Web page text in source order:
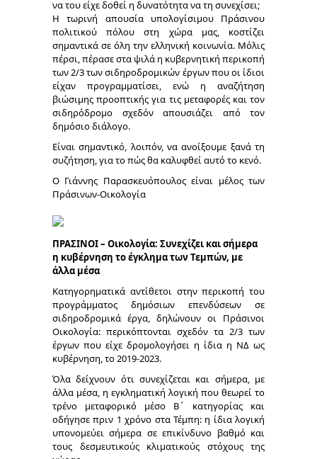
να του είχε δοθεί η δυνατότητα να τη συνεχίσει;
Η τωρινή απουσία υπολογίσιμου Πράσινου
πολιτικού πόλου στη χώρα μας, κοστίζει
σημαντικά σε όλη την ελληνική κοινωνία. Μόλις
πέρσι, πέρασε στα ψιλά η κυβερνητική περικοπή
των 2/3 των σιδηροδρομικών έργων που οι ίδιοι
είχαν προγραμματίσει, ενώ η αναζήτηση
βιώσιμης προοπτικής για τις μεταφορές και τον
σιδηρόδρομο σχεδόν απουσιάζει από τον
δημόσιο διάλογο.
Είναι σημαντικό, λοιπόν, να ανοίξουμε ξανά τη
συζήτηση, για το πώς θα καλυφθεί αυτό το κενό.
Ο Γιάννης Παρασκευόπουλος είναι μέλος των
Πράσινων-Οικολογία
ΠΡΑΣΙΝΟΙ – Οικολογία: Συνεχίζει και σήμερα
η κυβέρνηση το έγκλημα των Τεμπών, με
άλλα μέσα
Κατηγορηματικά αντίθετοι στην περικοπή του
προγράμματος δημόσιων επενδύσεων σε
σιδηροδρομικά έργα, δηλώνουν οι Πράσινοι
Οικολογία: περικόπτονται σχεδόν τα 2/3 των
έργων που είχε δρομολογήσει η ίδια η ΝΔ ως
κυβέρνηση, το 2019-2023.
Όλα δείχνουν ότι συνεχίζεται και σήμερα, με
άλλα μέσα, η εγκληματική λογική που θεωρεί το
τρένο μεταφορικό μέσο Β΄ κατηγορίας και
οδήγησε πριν 1 χρόνο στα Τέμπη: η ίδια λογική
υπονομεύει σήμερα σε επικίνδυνο βαθμό και
τους δεσμευτικούς κλιματικούς στόχους της